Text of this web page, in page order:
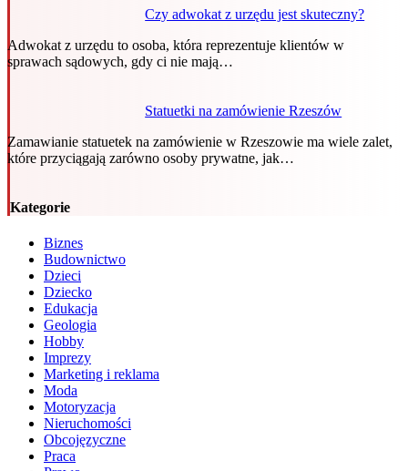
Czy adwokat z urzędu jest skuteczny?
Adwokat z urzędu to osoba, która reprezentuje klientów w
sprawach sądowych, gdy ci nie mają…
Statuetki na zamówienie Rzeszów
Zamawianie statuetek na zamówienie w Rzeszowie ma wiele zalet,
które przyciągają zarówno osoby prywatne, jak…
Kategorie
Biznes
Budownictwo
Dzieci
Dziecko
Edukacja
Geologia
Hobby
Imprezy
Marketing i reklama
Moda
Motoryzacja
Nieruchomości
Obcojęzyczne
Praca